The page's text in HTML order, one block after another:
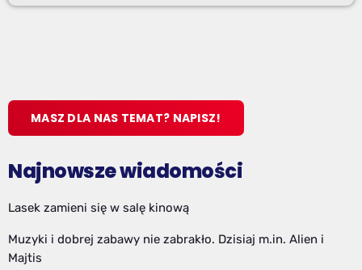
MASZ DLA NAS TEMAT? NAPISZ!
Najnowsze wiadomości
Lasek zamieni się w salę kinową
Muzyki i dobrej zabawy nie zabrakło. Dzisiaj m.in. Alien i
Majtis